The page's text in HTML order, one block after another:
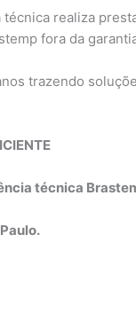
realiza
fora da
trazendo
técnica